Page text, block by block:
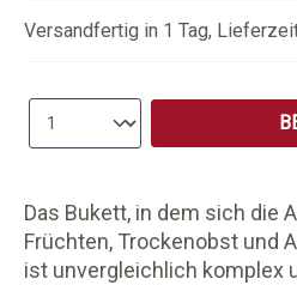
Das Bukett, in dem sich die
Früchten, Trockenobst und
ist unvergleichlich komplex
Versandfertig in 1 Tag,
Produkt Anzahl: Gib